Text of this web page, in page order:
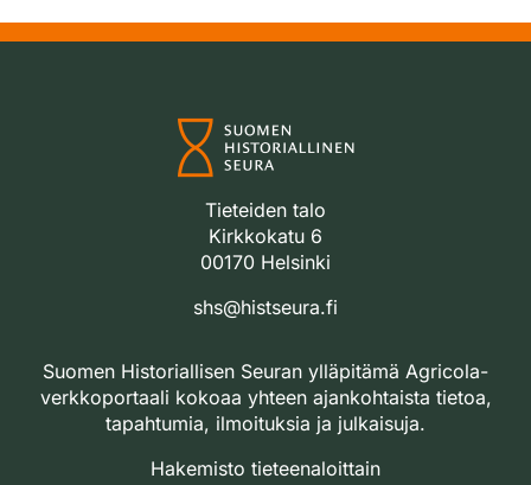
Tieteiden talo
Kirkkokatu 6
00170 Helsinki
shs@histseura.fi
Suomen Historiallisen Seuran ylläpitämä Agricola-
verkkoportaali kokoaa yhteen ajankohtaista tietoa,
tapahtumia, ilmoituksia ja julkaisuja.
Hakemisto tieteenaloittain